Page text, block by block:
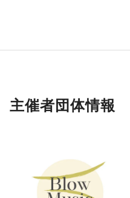
主催者団体情報